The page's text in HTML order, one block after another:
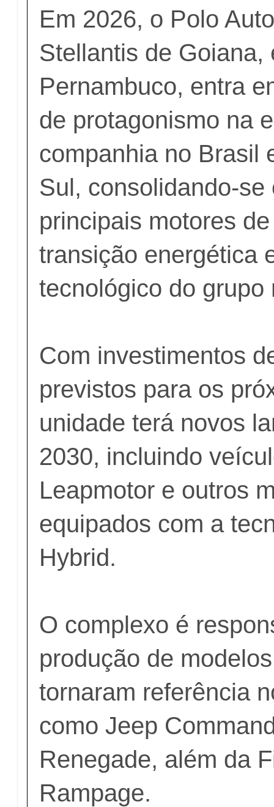
Em 2026, o Polo
Stellantis de Goiana,
Pernambuco, entra
de protagonismo na
companhia no Brasil
Sul, consolidando-se
principais motores
transição energética
tecnológico do grupo
Com investimentos
previstos para os
unidade terá novos
2030, incluindo
Leapmotor e outros
equipados com a
Hybrid.
O complexo é
produção de
tornaram referência
como Jeep
Renegade, além da
Rampage.